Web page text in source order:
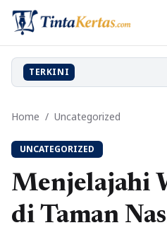
TERKINI
Home / Uncategorized
UNCATEGORIZED
Menjelajahi
di Taman